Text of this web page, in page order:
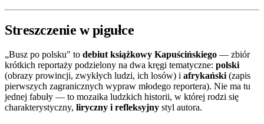
Streszczenie w pigułce
„Busz po polsku" to debiut książkowy Kapuścińskiego — zbiór
krótkich reportaży podzielony na dwa kręgi tematyczne: polski
(obrazy prowincji, zwykłych ludzi, ich losów) i afrykański(zapis
pierwszych zagranicznych wypraw młodego reportera). Nie ma tu
jednej fabuły — to mozaika ludzkich historii, w której rodzi się
charakterystyczny, liryczny i refleksyjny styl autora.